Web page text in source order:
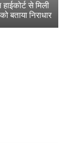
से मिली
बताया निराधार